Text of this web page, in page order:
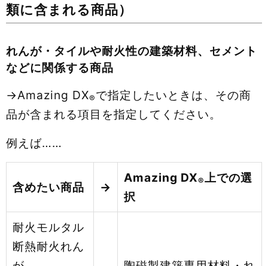
類に含まれる商品）
れんが・タイルや耐火性の建築材料、セメント
などに関係する商品
→Amazing DX®で指定したいときは、その商
品が含まれる項目を指定してください。
例えば……
含めたい商品 →
Amazing DX®上での選
択
耐火モルタル
断熱耐火れん